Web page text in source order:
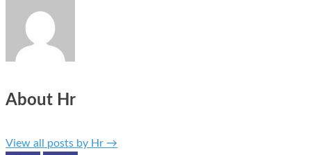
About Hr
View all posts by Hr →